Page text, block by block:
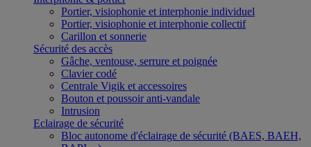
Portier, visiophonie et interphonie individuel
Portier, visiophonie et interphonie collectif
Carillon et sonnerie
Sécurité des accès
Gâche, ventouse, serrure et poignée
Clavier codé
Centrale Vigik et accessoires
Bouton et poussoir anti-vandale
Intrusion
Eclairage de sécurité
Bloc autonome d'éclairage de sécurité (BAES, BAEH,